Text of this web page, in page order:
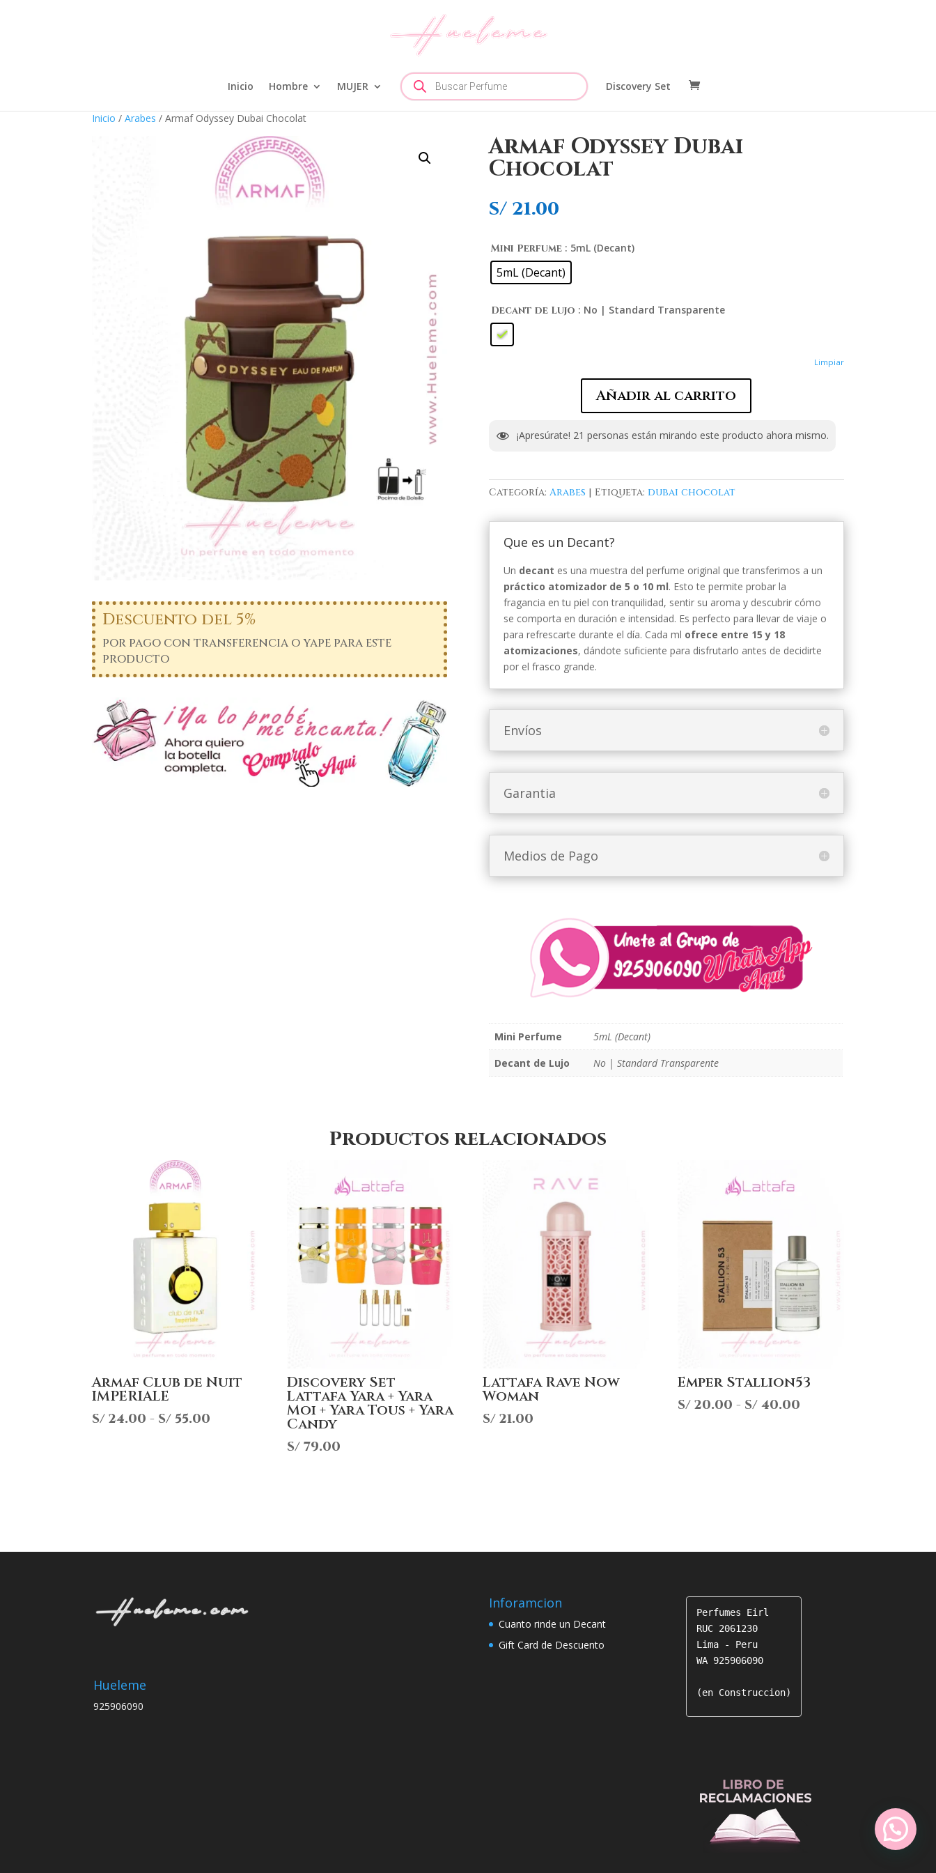
Inicio Hombre MUJER
Búsqueda
de
productos
Discovery Set
Inicio / Arabes / Armaf Odyssey Dubai Chocolat
Descuento del 5%
por pago con transferencia o yape para este
producto
Armaf Odyssey Dubai
Chocolat
S/21.00
Mini Perfume : 5mL (Decant)
5mL (Decant)
Decant de Lujo : No | Standard Transparente
Limpiar
Añadir al carrito
¡Apresúrate! 21 personas están mirando este producto ahora mismo.
Categoría: Arabes Etiqueta: dubai chocolat
Que es un Decant?
Un decant es una muestra del perfume original que transferimos a un
práctico atomizador de 5 o 10 ml. Esto te permite probar la
fragancia en tu piel con tranquilidad, sentir su aroma y descubrir cómo
se comporta en duración e intensidad. Es perfecto para llevar de viaje o
para refrescarte durante el día. Cada ml ofrece entre 15 y 18
atomizaciones, dándote suficiente para disfrutarlo antes de decidirte
por el frasco grande.
Envíos
Garantia
Medios de Pago
Mini Perfume
5mL (Decant)
Decant de Lujo
No | Standard Transparente
Productos relacionados
Armaf Club de Nuit
IMPERIALE
S/ 24.00 - S/ 55.00
Discovery Set
Lattafa Yara + Yara
Moi + Yara Tous + Yara
Candy
S/ 79.00
Lattafa Rave Now
Woman
S/21.00
Emper Stallion53
S/20.00 - S/40.00Rango
Hueleme
925906090
Inforamcion
Cuanto rinde un Decant
Gift Card de Descuento
Perfumes Eirl
RUC 2061230
Lima - Peru
WA 925906090
(en Construccion)